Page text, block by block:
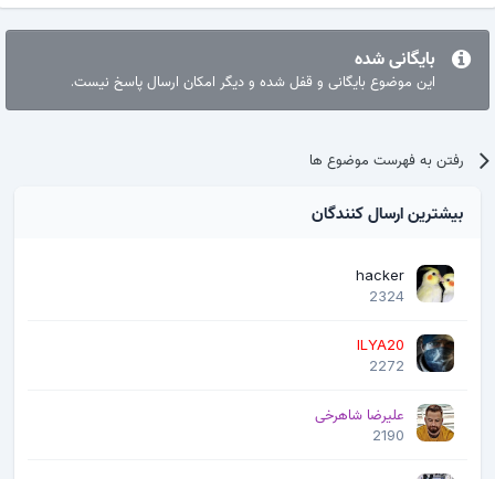
بایگانی شده
این موضوع بایگانی و قفل شده و دیگر امکان ارسال پاسخ نیست.
رفتن به فهرست موضوع ها
بیشترین ارسال کنندگان
hacker
2324
ILYA20
2272
علیرضا شاهرخی
2190